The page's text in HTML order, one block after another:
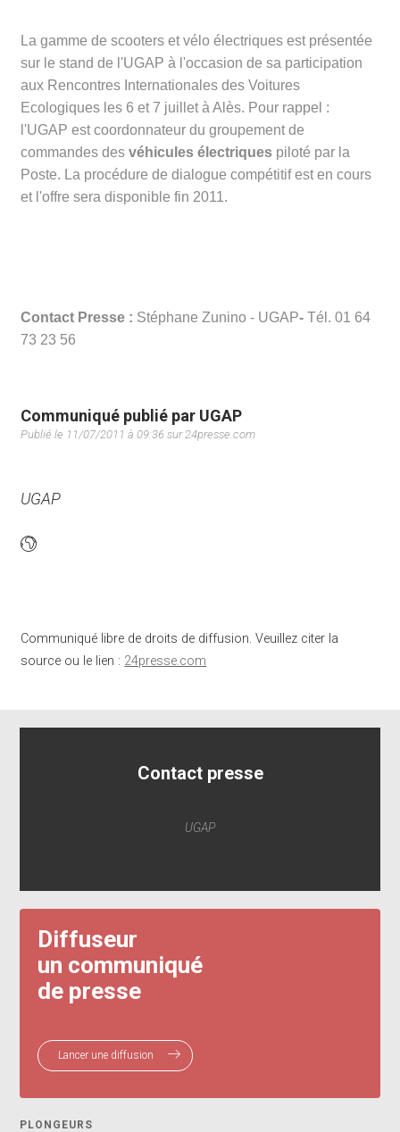
La gamme de scooters et vélo électriques est présentée
sur le stand de l'UGAP à l'occasion de sa participation
aux Rencontres Internationales des Voitures
Ecologiques les 6 et 7 juillet à Alès. Pour rappel :
l'UGAP est coordonnateur du groupement de
commandes desvéhicules électriques piloté par la
Poste. La procédure de dialogue compétitif est en cours
et l'offre sera disponible fin 2011.
Contact Presse : Stéphane Zunino - UGAP-Tél. 01 64
73 23 56
Communiqué publié par UGAP
Publié le 11/07/2011 à 09:36 sur 24presse.com
UGAP
Communiqué libre de droits de diffusion. Veuillez citer la
source ou le lien : 24presse.com
Contact presse
UGAP
Diffuseur
un communiqué
de presse
Lancer une diffusion
PLONGEURS